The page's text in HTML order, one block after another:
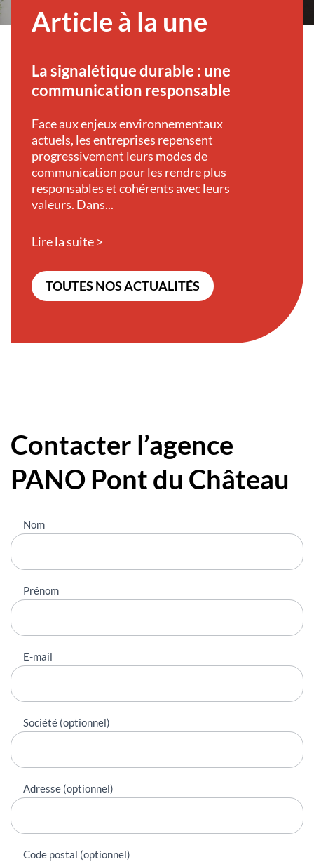
Article à la une
La signalétique durable : une
communication responsable
Face aux enjeux environnementaux
actuels, les entreprises repensent
progressivement leurs modes de
communication pour les rendre plus
responsables et cohérents avec leurs
valeurs. Dans...
Lire la suite >
TOUTES NOS ACTUALITÉS
Contacter l’agence
PANO Pont du Château
Nous
contacter
Nom
Prénom
E-mail
Société (optionnel)
Adresse (optionnel)
Code postal (optionnel)